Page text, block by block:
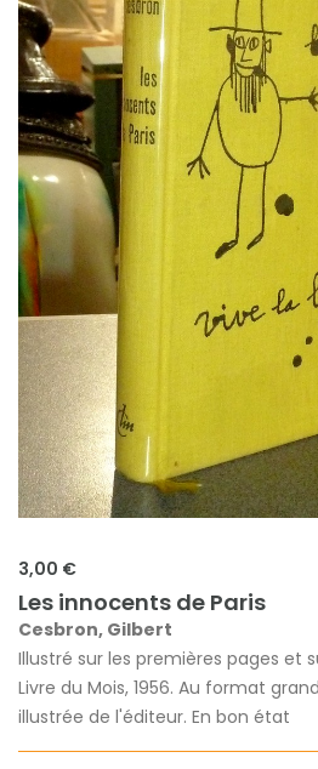
3,00 €
Les innocents de Paris
Cesbron, Gilbert
Illustré sur les premières pages et
Livre du Mois, 1956. Au format
illustrée de l'éditeur. En bon état